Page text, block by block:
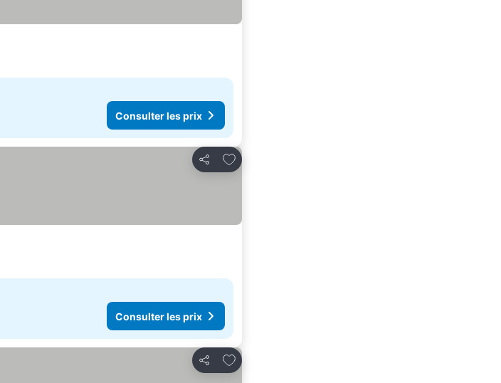
Consulter les prix
Partager
Ajouter à mes favoris
Consulter les prix
Partager
Ajouter à mes favoris